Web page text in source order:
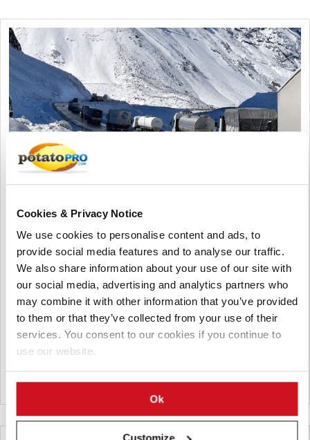
Cookies & Privacy Notice
We use cookies to personalise content and ads, to
provide social media features and to analyse our traffic.
We also share information about your use of our site with
our social media, advertising and analytics partners who
may combine it with other information that you’ve provided
to them or that they’ve collected from your use of their
services. You consent to our cookies if you continue to
use our website.
Ok
Chile: cierres en pasos fronterizos
trasandinos complican el comercio y
retrasan envíos de semilla de papa
El cierre de pasos fronterizos entre Argentina y Chile por nieve
está provocando demoras logísticas, camiones varados y
mayores costos, afectando especialmente las exportaciones
chilenas de semilla de papa hacia Uruguay y Brasil.